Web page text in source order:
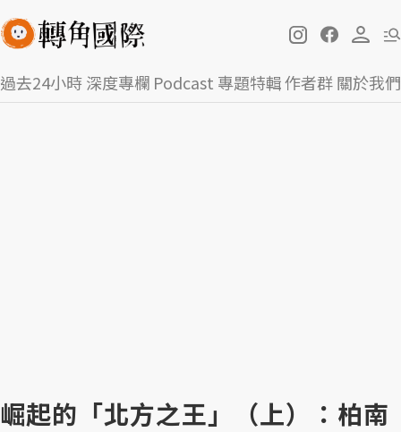
過去24小時深度專欄 Podcast 專題特輯作者群關於我們
崛起的「北方之王」（上）：柏南